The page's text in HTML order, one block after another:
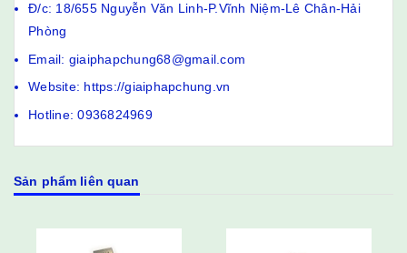
Đ/c: 18/655 Nguyễn Văn Linh-P.Vĩnh Niệm-Lê Chân-Hải
Phòng
Email: giaiphapchung68@gmail.com
Website: https://giaiphapchung.vn
Hotline: 0936824969
Sản phẩm liên quan